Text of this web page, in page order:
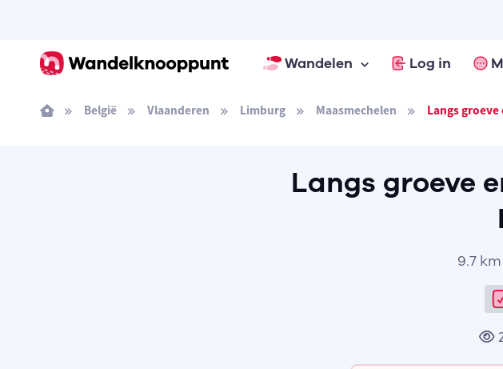
Wandelen Log in
België Vlaanderen Limburg Maasmechelen Langs groeve
Langs groeve
9.7